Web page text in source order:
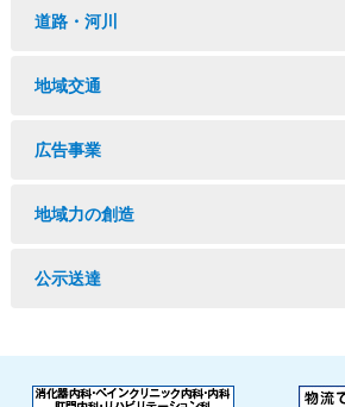
道路・河川
地域交通
広告事業
地域力の創造
公示送達